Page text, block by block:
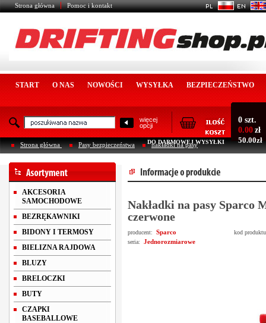
Strona główna Pomoc i kontakt
START O NAS NOWOŚCI WYSYŁKA BEZPIECZEŃSTWO
więcej
opcji
0 szt.
0.00 zł
DO DARMOWEJ WYSYŁKI 50.00zł
Strona główna Pasy bezpieczeństwa nakładki na pasy
AKCESORIA
SAMOCHODOWE
BEZRĘKAWNIKI
BIDONY I TERMOSY
BIELIZNA RAJDOWA
BLUZY
BRELOCZKI
BUTY
CZAPKI
BASEBALLOWE
Nakładki na pasy Sparco
czerwone
producent: Sparco
kod
seria:
Jednorozmiarowe